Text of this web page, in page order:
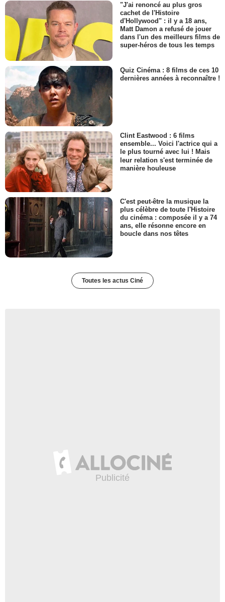
"J'ai renoncé au plus gros
cachet de l'Histoire
d'Hollywood" : il y a 18 ans,
Matt Damon a refusé de jouer
dans l'un des meilleurs films de
super-héros de tous les temps
Quiz Cinéma : 8 films de ces 10
dernières années à reconnaître !
Clint Eastwood : 6 films
ensemble... Voici l'actrice qui a
le plus tourné avec lui ! Mais
leur relation s'est terminée de
manière houleuse
C'est peut-être la musique la
plus célèbre de toute l'Histoire
du cinéma : composée il y a 74
ans, elle résonne encore en
boucle dans nos têtes
Toutes les actus Ciné